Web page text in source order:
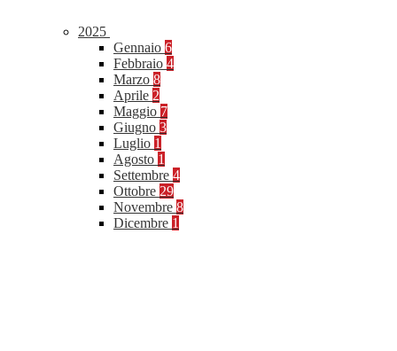
2025
Gennaio 6
Febbraio 4
Marzo 8
Aprile 2
Maggio 7
Giugno 3
Luglio 1
Agosto 1
Settembre 4
Ottobre 29
Novembre 8
Dicembre 1